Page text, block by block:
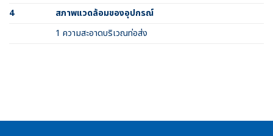
4
สภาพแวดล้อมของอุปกรณ์
1 ความสะอาดบริเวณท่อส่ง